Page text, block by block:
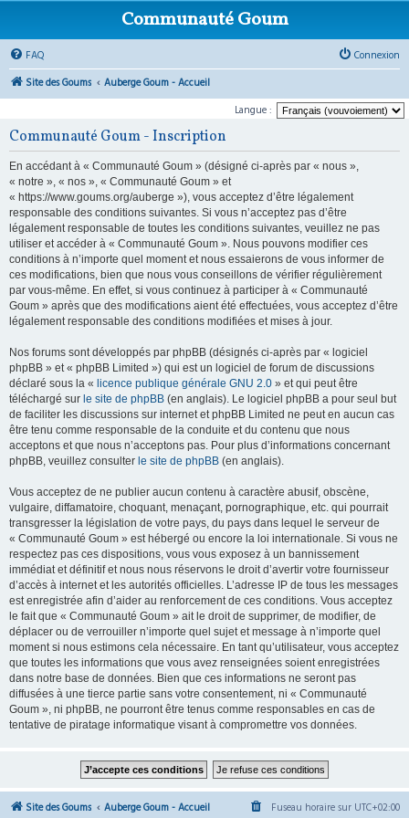
Communauté Goum
FAQ
Connexion
Site des Goums
Auberge Goum - Accueil
Langue :
Communauté Goum - Inscription
En accédant à « Communauté Goum » (désigné ci-après par « nous »,
« notre », « nos », « Communauté Goum » et
« https://www.goums.org/auberge »), vous acceptez d’être légalement
responsable des conditions suivantes. Si vous n’acceptez pas d’être
légalement responsable de toutes les conditions suivantes, veuillez ne pas
utiliser et accéder à « Communauté Goum ». Nous pouvons modifier ces
conditions à n’importe quel moment et nous essaierons de vous informer de
ces modifications, bien que nous vous conseillons de vérifier régulièrement
par vous-même. En effet, si vous continuez à participer à « Communauté
Goum » après que des modifications aient été effectuées, vous acceptez d’être
légalement responsable des conditions modifiées et mises à jour.
Nos forums sont développés par phpBB (désignés ci-après par « logiciel
phpBB » et « phpBB Limited ») qui est un logiciel de forum de discussions
déclaré sous la « licence publique générale GNU 2.0 » et qui peut être
téléchargé sur le site de phpBB (en anglais). Le logiciel phpBB a pour seul but
de faciliter les discussions sur internet et phpBB Limited ne peut en aucun cas
être tenu comme responsable de la conduite et du contenu que nous
acceptons et que nous n’acceptons pas. Pour plus d’informations concernant
phpBB, veuillez consulter le site de phpBB (en anglais).
Vous acceptez de ne publier aucun contenu à caractère abusif, obscène,
vulgaire, diffamatoire, choquant, menaçant, pornographique, etc. qui pourrait
transgresser la législation de votre pays, du pays dans lequel le serveur de
« Communauté Goum » est hébergé ou encore la loi internationale. Si vous ne
respectez pas ces dispositions, vous vous exposez à un bannissement
immédiat et définitif et nous nous réservons le droit d’avertir votre fournisseur
d’accès à internet et les autorités officielles. L’adresse IP de tous les messages
est enregistrée afin d’aider au renforcement de ces conditions. Vous acceptez
le fait que « Communauté Goum » ait le droit de supprimer, de modifier, de
déplacer ou de verrouiller n’importe quel sujet et message à n’importe quel
moment si nous estimons cela nécessaire. En tant qu’utilisateur, vous acceptez
que toutes les informations que vous avez renseignées soient enregistrées
dans notre base de données. Bien que ces informations ne seront pas
diffusées à une tierce partie sans votre consentement, ni « Communauté
Goum », ni phpBB, ne pourront être tenus comme responsables en cas de
tentative de piratage informatique visant à compromettre vos données.
Site des Goums Auberge Goum - Accueil Fuseau horaire sur UTC+02:00